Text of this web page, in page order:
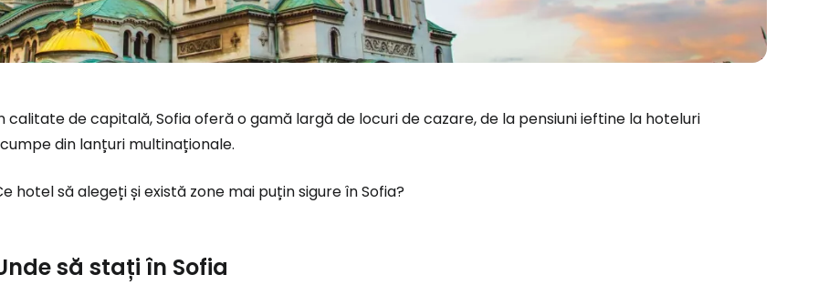
calitate de capitală, Sofia oferă o gamă largă de locuri de cazare, de la pensiuni ieftine la hoteluri
din lanțuri multinaționale.
hotel să alegeți și există zone mai puțin sigure în Sofia?
să stați în Sofia